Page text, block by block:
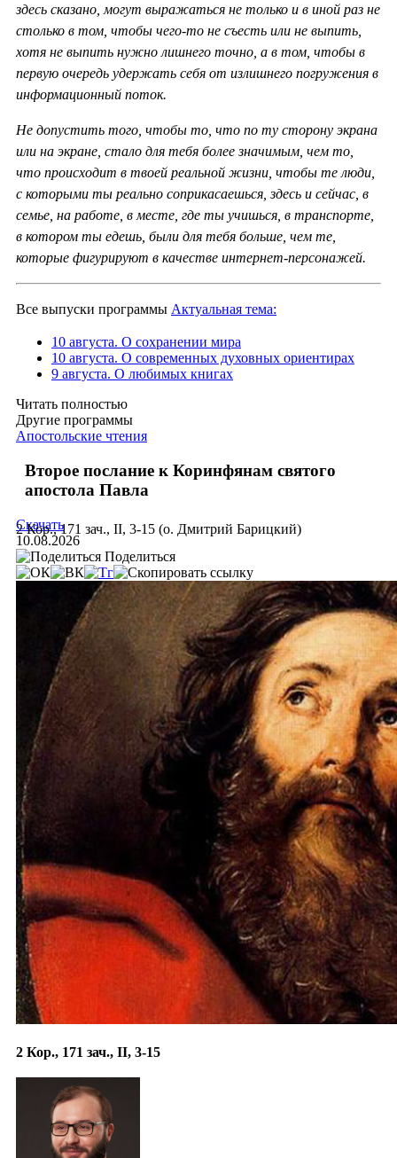
здесь сказано, могут выражаться не только и в иной раз не
столько в том, чтобы чего-то не съесть или не выпить,
хотя не выпить нужно лишнего точно, а в том, чтобы в
первую очередь удержать себя от излишнего погружения в
информационный поток.
Не допустить того, чтобы то, что по ту сторону экрана
или на экране, стало для тебя более значимым, чем то,
что происходит в твоей реальной жизни, чтобы те люди,
с которыми ты реально соприкасаешься, здесь и сейчас, в
семье, на работе, в месте, где ты учишься, в транспорте,
в котором ты едешь, были для тебя больше, чем те,
которые фигурируют в качестве интернет-персонажей.
Все выпуски программы Актуальная тема:
10 августа. О сохранении мира
10 августа. О современных духовных ориентирах
9 августа. О любимых книгах
Читать полностью
Другие программы
Апостольские чтения
Второе послание к Коринфянам святого
апостола Павла
2 Кор., 171 зач., II, 3-15 (о. Дмитрий Барицкий)
Скачать
10.08.2026
Поделиться
2 Кор., 171 зач., II, 3-15